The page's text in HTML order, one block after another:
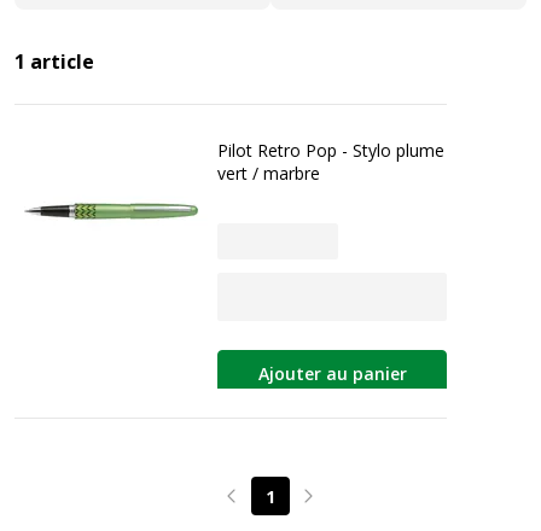
1 article
Pilot Retro Pop - Stylo plume
vert / marbre
Ajouter au panier
Page précédente
1 Page suivante